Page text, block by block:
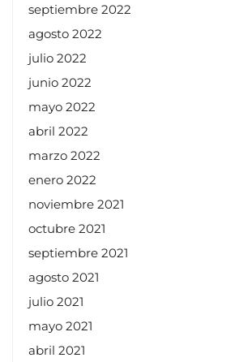
septiembre 2022
agosto 2022
julio 2022
junio 2022
mayo 2022
abril 2022
marzo 2022
enero 2022
noviembre 2021
octubre 2021
septiembre 2021
agosto 2021
julio 2021
mayo 2021
abril 2021